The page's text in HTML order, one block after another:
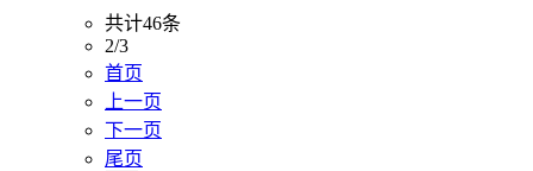
共计46条
2/3
首页
上一页
下一页
尾页